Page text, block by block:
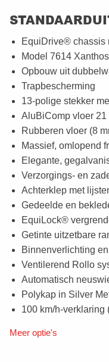
EquiDrive® chassis
Model 7614
Opbouw uit
Trapbescherming
13-polige stekker
AluBiComp vloer 21
Rubberen vloer (8
Massief, omlopend
Elegante,
Verzorgings- en
Achterklep met
Gedeelde en
EquiLock®
Getinte uitzetbare
Binnenverlichting
Ventilerend Rollo
Automatisch
Polykap in Silver
100 km/h-verklaring
Meer optie's